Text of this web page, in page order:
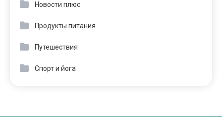
Новости плюс
Продукты питания
Путешествия
Спорт и йога